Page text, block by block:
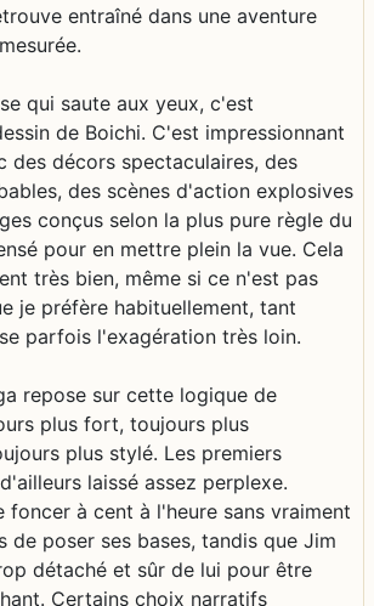
entraîné dans une aventure
qui saute aux yeux, c'est
de Boichi. C'est impressionnant
des décors spectaculaires, des
des scènes d'action explosives
conçus selon la plus pure règle du
pour en mettre plein la vue. Cela
très bien, même si ce n'est pas
je préfère habituellement, tant
parfois l'exagération très loin.
repose sur cette logique de
plus fort, toujours plus
plus stylé. Les premiers
laissé assez perplexe.
foncer à cent à l'heure sans vraiment
de poser ses bases, tandis que Jim
détaché et sûr de lui pour être
Certains choix narratifs